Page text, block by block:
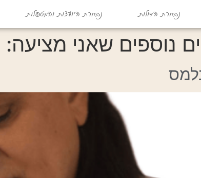
נבחרת הדולות נבחרת היועצות והמטפלות
נוספים שאני מציעה: